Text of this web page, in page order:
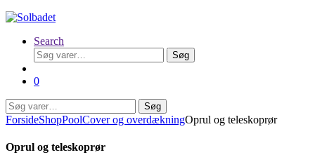
Search
Søg
efter:
Søg
0
Søg
efter:
Søg
ForsideShopPoolCover og overdækningOprul og teleskoprør
Oprul og teleskoprør